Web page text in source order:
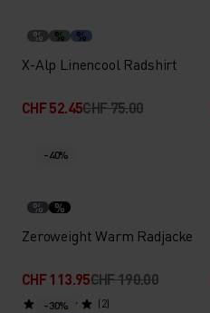
% % %
X-Alp Linencool Radshirt
CHF 52.45CHF 75.00
-40%
% %
Zeroweight Warm Radjacke
CHF 113.95CHF 190.00
(2)
-30%